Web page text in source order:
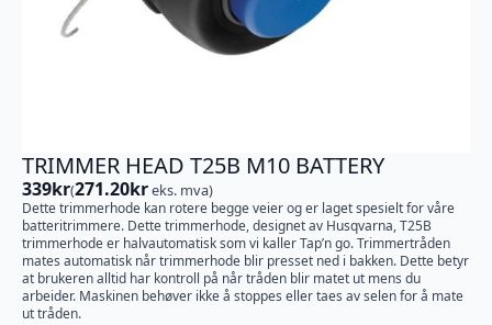
TRIMMER HEAD T25B M10 BATTERY
339kr(271.20kreks. mva)
Dette trimmerhode kan rotere begge veier og er laget spesielt for våre
batteritrimmere. Dette trimmerhode, designet av Husqvarna, T25B
trimmerhode er halvautomatisk som vi kaller Tap’n go. Trimmertråden
mates automatisk når trimmerhode blir presset ned i bakken. Dette betyr
at brukeren alltid har kontroll på når tråden blir matet ut mens du
arbeider. Maskinen behøver ikke å stoppes eller taes av selen for å mate
ut tråden.